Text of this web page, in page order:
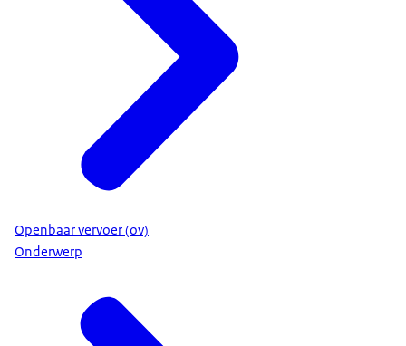
Openbaar vervoer (ov)
Onderwerp